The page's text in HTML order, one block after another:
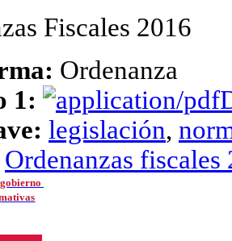
Fiscales 2016
Ordenanza
1:
legislación,
Ordenanzas fiscales